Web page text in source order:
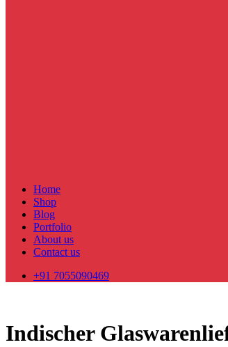
Home
Shop
Blog
Portfolio
About us
Contact us
+91 7055090469
Indischer